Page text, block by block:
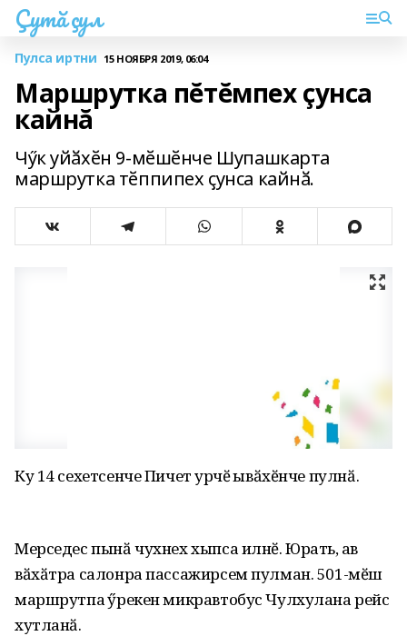
Çутă çул
Пулса иртни 15 НОЯБРЯ 2019, 06:04
Маршрутка пĕтĕмпех çунса
кайнă
Чӳк уйӑхӗн 9-мӗшӗнче Шупашкарта
маршрутка тӗппипех ҫунса кайнӑ.
Ку 14 сехетсенче Пичет ҫурчӗ ҫывӑхӗнче пулнӑ.
Мерседес пынӑ чухнех хыпса илнӗ. Юрать, ҫав
вӑхӑтра салонра пассажирсем пулман. 501-мӗш
маршрутпа ҫӳрекен микравтобус Чулхулана рейс
хутланӑ.